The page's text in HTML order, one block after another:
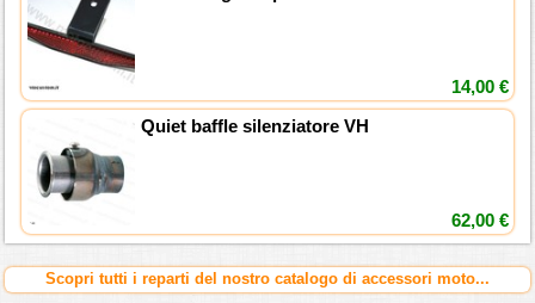
14,00 €
Quiet baffle silenziatore VH
62,00 €
Scopri tutti i reparti del nostro catalogo di accessori moto...